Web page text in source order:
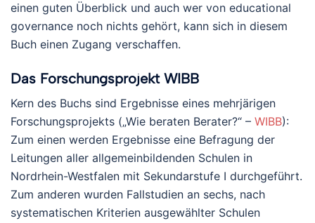
einen guten Überblick und auch wer von educational
governance noch nichts gehört, kann sich in diesem
Buch einen Zugang verschaffen.
Das Forschungsprojekt WIBB
Kern des Buchs sind Ergebnisse eines mehrjärigen
Forschungsprojekts („Wie beraten Berater?“ – WIBB):
Zum einen werden Ergebnisse eine Befragung der
Leitungen aller allgemeinbildenden Schulen in
Nordrhein-Westfalen mit Sekundarstufe I durchgeführt.
Zum anderen wurden Fallstudien an sechs, nach
systematischen Kriterien ausgewählter Schulen